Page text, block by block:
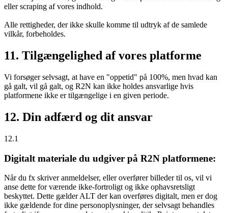
eller scraping af vores indhold.
Alle rettigheder, der ikke skulle komme til udtryk af de samlede
vilkår, forbeholdes.
11. Tilgængelighed af vores platforme
Vi forsøger selvsagt, at have en "oppetid" på 100%, men hvad kan
gå galt, vil gå galt, og R2N kan ikke holdes ansvarlige hvis
platformene ikke er tilgængelige i en given periode.
12. Din adfærd og dit ansvar
12.1
Digitalt materiale du udgiver på R2N platformene:
Når du fx skriver anmeldelser, eller overfører billeder til os, vil vi
anse dette for værende ikke-fortroligt og ikke ophavsretsligt
beskyttet. Dette gælder ALT der kan overføres digitalt, men er dog
ikke gældende for dine personoplysninger, der selvsagt behandles